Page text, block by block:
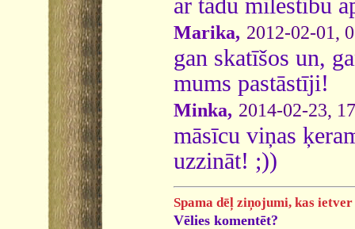
ar tādu mīlestību
Marika, 2012-02-01,
gan skatīšos un,
mums pastāstīji!
Minka, 2014-02-23,
māsīcu viņas
uzzināt! ;))
Spama dēļ ziņojumi, kas
Vēlies komentēt?